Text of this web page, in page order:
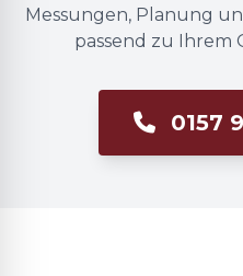
Messungen, Planung
passend zu
0157